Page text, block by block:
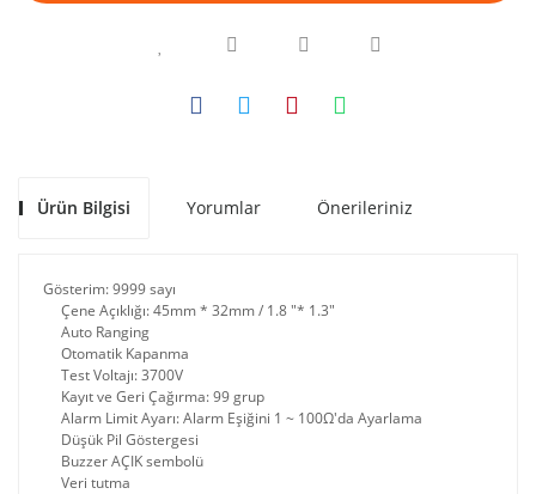
Ürün Bilgisi Yorumlar Önerileriniz
Gösterim: 9999 sayı
Çene Açıklığı: 45mm * 32mm / 1.8 "* 1.3"
Auto Ranging
Otomatik Kapanma
Test Voltajı: 3700V
Kayıt ve Geri Çağırma: 99 grup
Alarm Limit Ayarı: Alarm Eşiğini 1 ~ 100Ω'da Ayarlama
Düşük Pil Göstergesi
Buzzer AÇIK sembolü
Veri tutma